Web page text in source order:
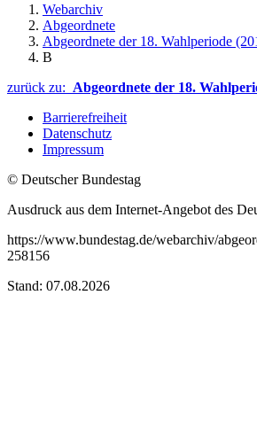
Webarchiv
Abgeordnete
Abgeordnete der 18. Wahlperiode
B
zurück zu: Abgeordnete der 18.
Barrierefreiheit
Datenschutz
Impressum
© Deutscher Bundestag
Ausdruck aus dem Internet-Angebot des
https://www.bundestag.de/webarchiv/
258156
Stand: 07.08.2026